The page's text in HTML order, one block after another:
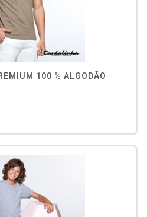
100 % ALGODÃO